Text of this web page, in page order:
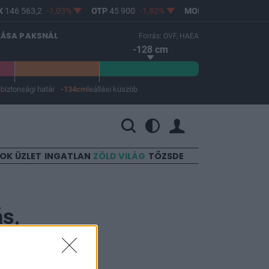
146 563,2 -1,03% OTP 45 900 -1,82% MOL
PAKSNÁL Forrás: OVF, HAEA
-128 cm
biztonsági határ -134cm leállási küszöb
ÜZLET INGATLAN ZÖLD VILÁG TŐZSDE
az